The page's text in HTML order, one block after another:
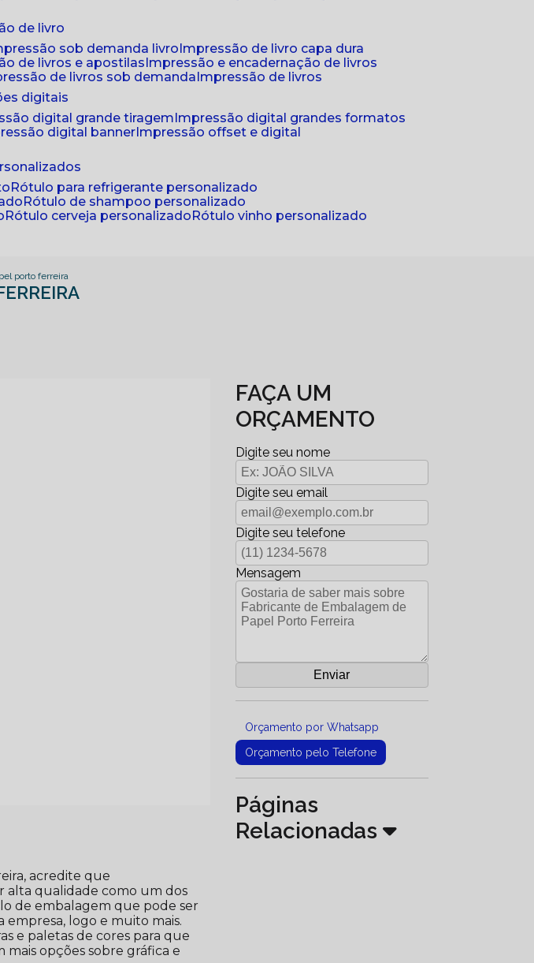
de livro
sob demanda livro impressão de livro capa dura
de livros e apostilas impressão e encadernação de livros
de livros sob demanda impressão de livros
digitais
digital grande tiragem impressão digital grandes formatos
digital banner impressão offset e digital
rótulo para refrigerante personalizado
rótulo de shampoo personalizado
rótulo cerveja personalizado
rótulo vinho personalizado
porto ferreira
acredite que
alta qualidade como um dos
de embalagem que pode ser
logo e muito mais.
e paletas de cores para que
mais opções sobre gráfica e
FAÇA UM
ORÇAMENTO
Digite seu nome
Digite seu email
Digite seu telefone
Mensagem
Orçamento por Whatsapp
Orçamento pelo Telefone
Páginas
Relacionadas